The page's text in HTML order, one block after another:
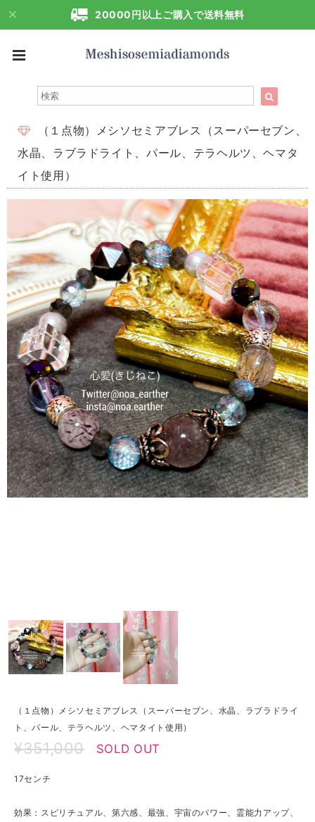
20000円以上ご購入で送料無料
（１点物）メシソセミアブレス（スーパーセブン、
水晶、ラブラドライト、パール、テラヘルツ、ヘマタ
イト使用）
（１点物）メシソセミアブレス（スーパーセブン、水晶、ラブラドライ
ト、パール、テラヘルツ、ヘマタイト使用）
¥351,000 SOLD OUT
17センチ
効果：スピリチュアル、第六感、最強、宇宙のパワー、霊能力アップ、